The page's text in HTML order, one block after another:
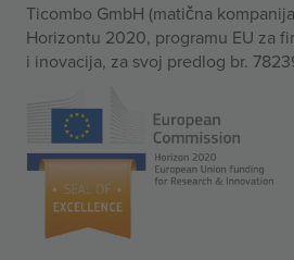
Ticombo GmbH (matična
Horizontu 2020, programu EU za
i inovacija, za svoj predlog br.